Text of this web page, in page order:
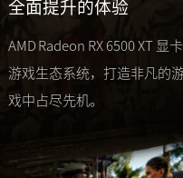
全面提升的体验
AMD Radeon RX 6500 XT
游戏生态系统，打造非凡的
戏中占尽先机。